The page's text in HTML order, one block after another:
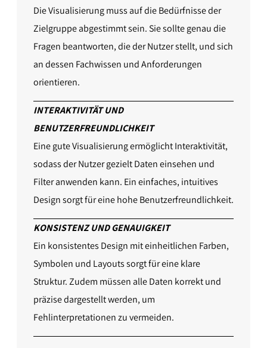
Die Visualisierung muss auf die Bedürfnisse der
Zielgruppe abgestimmt sein. Sie sollte genau die
Fragen beantworten, die der Nutzer stellt, und sich
an dessen Fachwissen und Anforderungen
orientieren.
INTERAKTIVITÄT UND
BENUTZERFREUNDLICHKEIT
Eine gute Visualisierung ermöglicht Interaktivität,
sodass der Nutzer gezielt Daten einsehen und
Filter anwenden kann. Ein einfaches, intuitives
Design sorgt für eine hohe Benutzerfreundlichkeit.
KONSISTENZ UND GENAUIGKEIT
Ein konsistentes Design mit einheitlichen Farben,
Symbolen und Layouts sorgt für eine klare
Struktur. Zudem müssen alle Daten korrekt und
präzise dargestellt werden, um
Fehlinterpretationen zu vermeiden.